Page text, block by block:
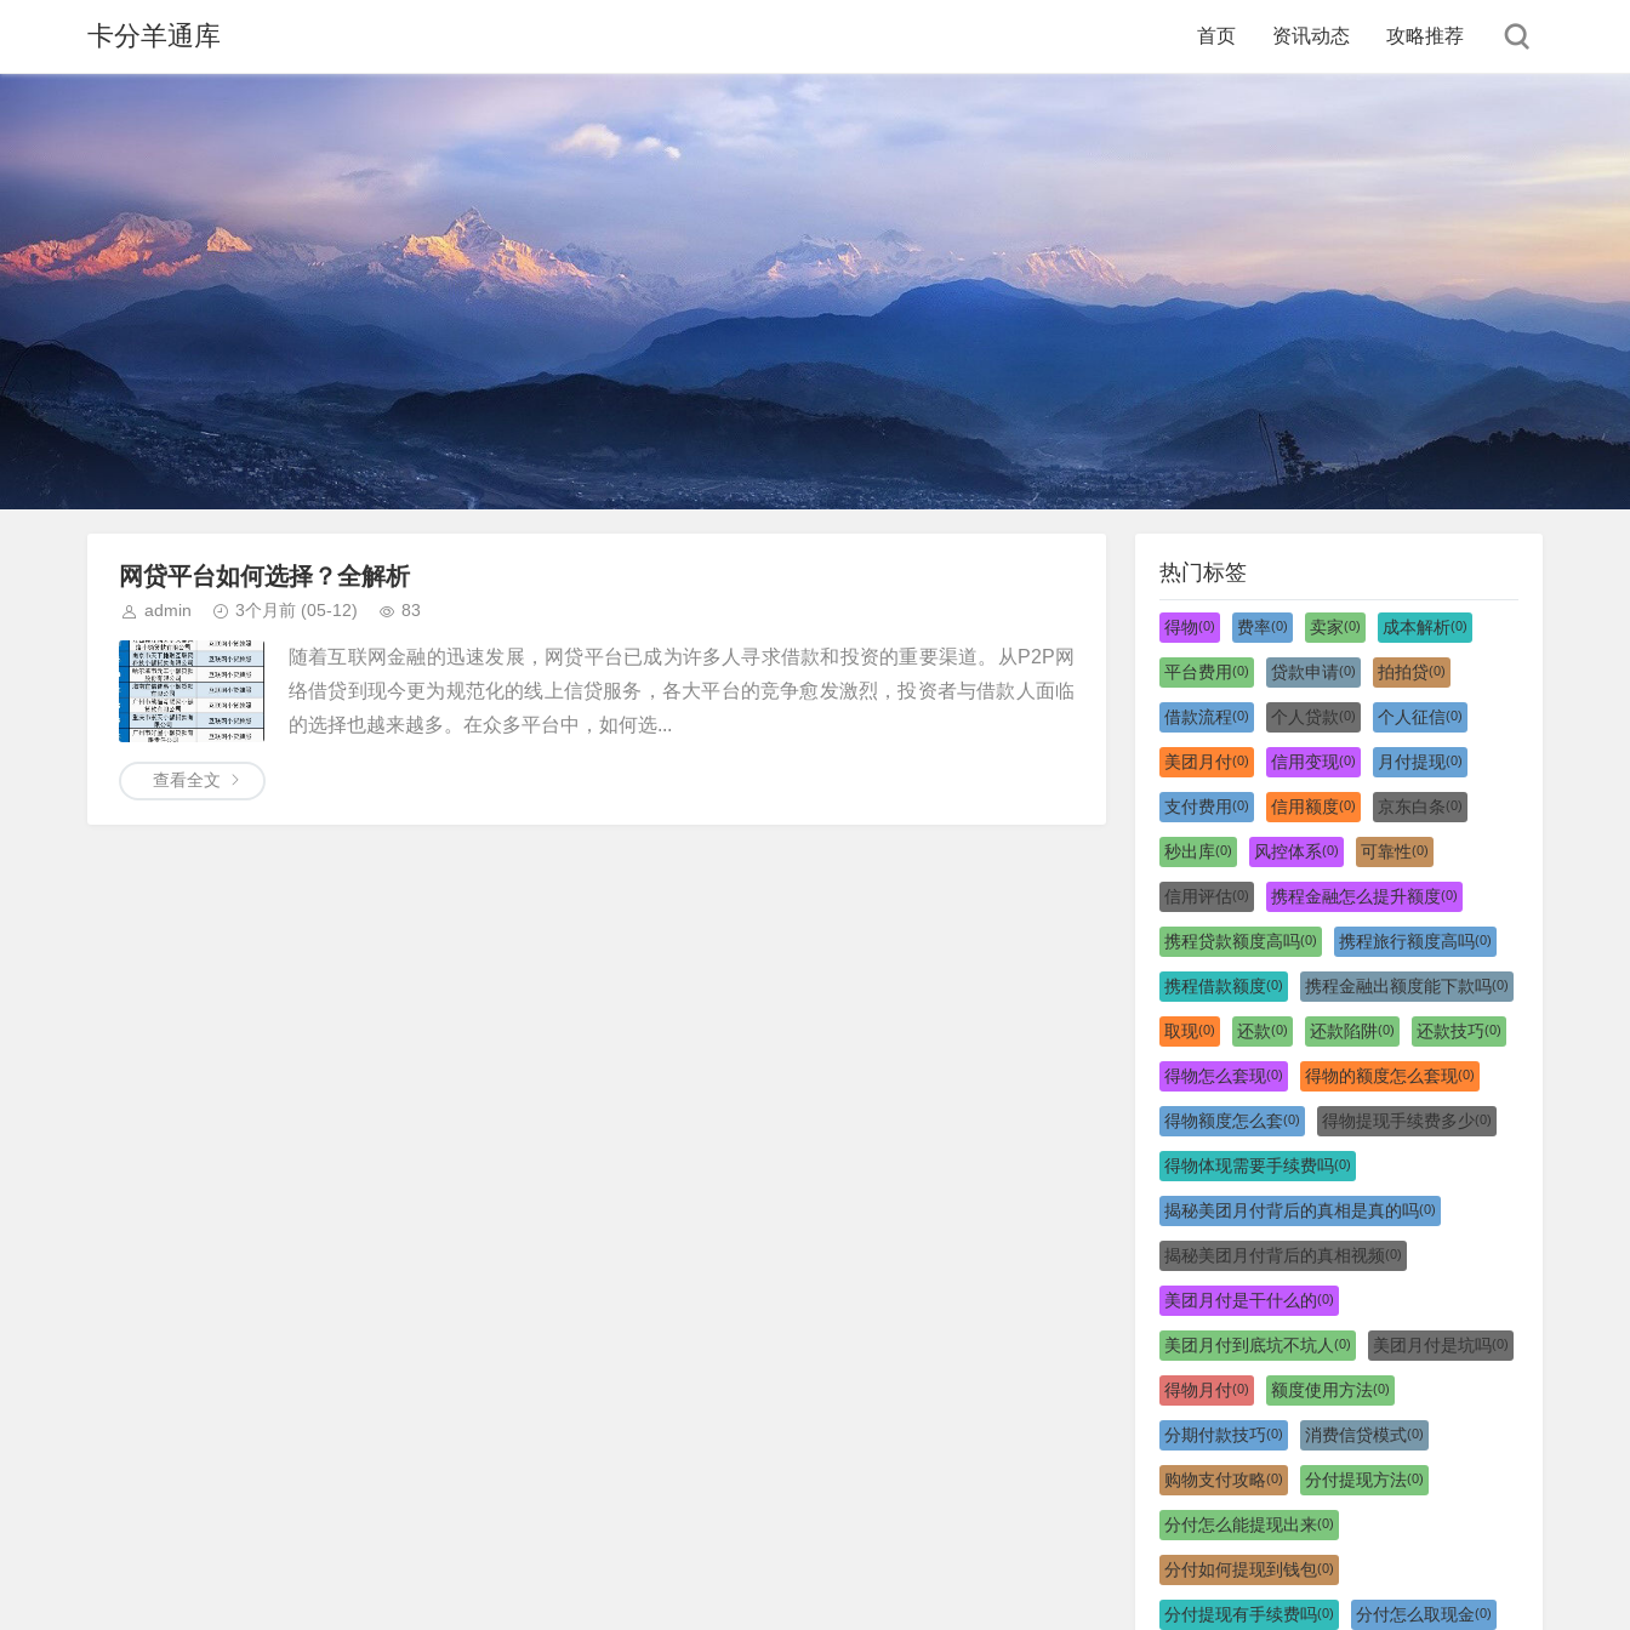
卡分羊通库 首页 资讯动态 攻略推荐
网贷平台如何选择？全解析
admin 3个月前 (05-12) 83
随着互联网金融的迅速发展，网贷平台已成为许多人寻求借款和投资的重要渠道。从P2P网
络借贷到现今更为规范化的线上信贷服务，各大平台的竞争愈发激烈，投资者与借款人面临
的选择也越来越多。在众多平台中，如何选...
查看全文
热门标签
得物(0) 费率(0) 卖家(0) 成本解析(0)
平台费用(0) 贷款申请(0) 拍拍贷(0)
借款流程(0) 个人贷款(0) 个人征信(0)
美团月付(0) 信用变现(0) 月付提现(0)
支付费用(0) 信用额度(0) 京东白条(0)
秒出库(0) 风控体系(0) 可靠性(0)
信用评估(0) 携程金融怎么提升额度(0)
携程贷款额度高吗(0) 携程旅行额度高吗(0)
携程借款额度(0) 携程金融出额度能下款吗(0)
取现(0) 还款(0) 还款陷阱(0) 还款技巧(0)
得物怎么套现(0) 得物的额度怎么套现(0)
得物额度怎么套(0) 得物提现手续费多少(0)
得物体现需要手续费吗(0)
揭秘美团月付背后的真相是真的吗(0)
揭秘美团月付背后的真相视频(0)
美团月付是干什么的(0)
美团月付到底坑不坑人 (0) 美团月付是坑吗(0)
得物月付(0) 额度使用方法(0)
分期付款技巧(0) 消费信贷模式(0)
购物支付攻略(0) 分付提现方法(0)
分付怎么能提现出来(0)
分付如何提现到钱包(0)
分付提现有手续费吗(0) 分付怎么取现金(0)